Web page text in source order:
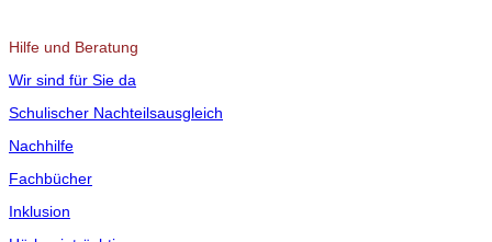
Hilfe und Beratung
Wir sind für Sie da
Schulischer Nachteilsausgleich
Nachhilfe
Fachbücher
Inklusion